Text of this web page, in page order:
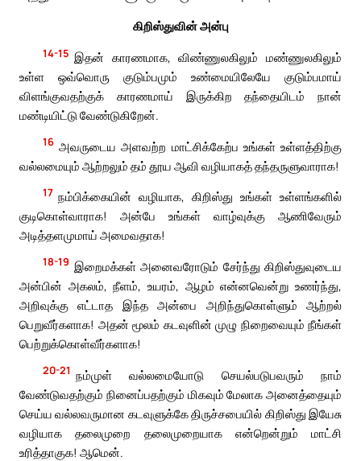
கிறிஸ்துவின் அன்பு
14-15 இதன் காரணமாக, விண்ணுலகிலும் மண்ணுலகிலும்
உள்ள ஒவ்வொரு குடும்பமும் உண்மையிலேயே குடும்பமாய்
விளங்குவதற்குக் காரணமாய் இருக்கிற தந்தையிடம் நான்
மண்டியிட்டு வேண்டுகிறேன்.
16 அவருடைய அளவற்ற மாட்சிக்கேற்ப உங்கள் உள்ளத்திற்கு
வல்லமையும் ஆற்றலும் தம் தூய ஆவி வழியாகத் தந்தருளுவாராக!
17 நம்பிக்கையின் வழியாக, கிறிஸ்து உங்கள் உள்ளங்களில்
குடிகொள்வாராக! அன்பே உங்கள் வாழ்வுக்கு ஆணிவேரும்
அடித்தளமுமாய் அமைவதாக!
18-19 இறைமக்கள் அனைவரோடும் சேர்ந்து கிறிஸ்துவுடைய
அன்பின் அகலம், நீளம், உயரம், ஆழம் என்னவென்று உணர்ந்து,
அறிவுக்கு எட்டாத இந்த அன்பை அறிந்துகொள்ளும் ஆற்றல்
பெறுவீர்களாக! அதன் மூலம் கடவுளின் முழு நிறைவையும் நீங்கள்
பெற்றுக்கொள்வீர்களாக!
20-21 நம்முள் வல்லமையோடு செயல்படுபவரும் நாம்
வேண்டுவதற்கும் நினைப்பதற்கும் மிகவும் மேலாக அனைத்தையும்
செய்ய வல்லவருமான கடவுளுக்கே திருச்சபையில் கிறிஸ்து இயேசு
வழியாக தலைமுறை தலைமுறையாக என்றென்றும் மாட்சி
உரித்தாகுக! ஆமென்.